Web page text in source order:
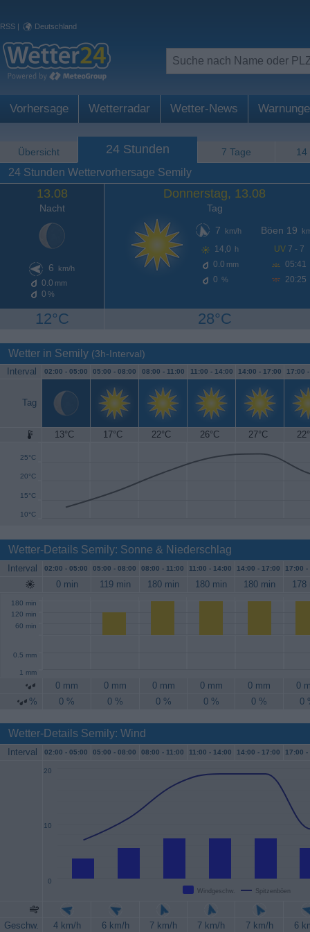
RSS | Deutschland
Vorhersage Wetterradar Wetter-News
Übersicht 24 Stunden 7 Tage 14
24 Stunden Wettervorhersage Semily
13.08
Nacht
6 km/h
0.0 mm
0 %
12°C
Donnerstag, 13.08
Tag
7
km/h
14,0 h
0.0 mm
0 %
Böen 19
UV 7 - 7
05:41
20:25
28°C
Wetter in Semily (3h-Interval)
Interval 02:00 - 05:00 05:00 - 08:00 08:00 - 11:00 11:00 - 14:00 14:00 - 17:00 17:00
Tag
13°C 17°C 22°C 26°C 27°C
10°C
15°C
20°C
25°C
30°C
Wetter-Details Semily: Sonne & Niederschlag
Interval 02:00 - 05:00 05:00 - 08:00 08:00 - 11:00 11:00 - 14:00 14:00 - 17:00 17:00 -
0 min 119 min 180 min 180 min 180 min 178
60 min
120 min
180 min
0.5 mm
1 mm
0 mm 0 mm 0 mm 0 mm 0 mm
0
%
0 % 0 % 0 % 0 % 0 % 0
Wetter-Details Semily: Wind
Interval 02:00 - 05:00 05:00 - 08:00 08:00 - 11:00 11:00 - 14:00 14:00 - 17:00 17:00 -
Windgeschw. Spitzenböen
0
10
20
Geschw. 4 km/h 6 km/h 7 km/h 7 km/h 7 km/h
6